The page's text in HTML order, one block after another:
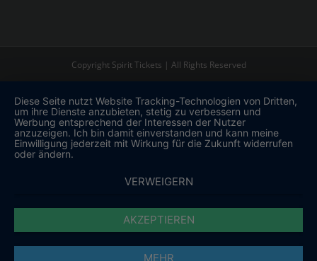
Copyright Spirit Tickets | All Rights Reserved
Diese Seite nutzt Website Tracking-Technologien von Dritten,
um ihre Dienste anzubieten, stetig zu verbessern und
Werbung entsprechend der Interessen der Nutzer
anzuzeigen. Ich bin damit einverstanden und kann meine
Einwilligung jederzeit mit Wirkung für die Zukunft widerrufen
oder ändern.
VERWEIGERN
AKZEPTIEREN
MEHR